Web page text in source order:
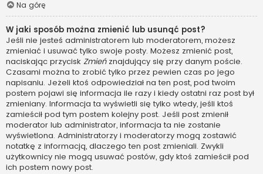
Na górę
W jaki sposób można zmienić lub usunąć post?
Jeśli nie jesteś administratorem lub moderatorem, możesz
zmieniać i usuwać tylko swoje posty. Możesz zmienić post,
naciskając przycisk Zmieńznajdujący się przy danym poście.
Czasami można to zrobić tylko przez pewien czas po jego
napisaniu. Jeżeli ktoś odpowiedział na ten post, pod twoim
postem pojawi się informacja ile razy i kiedy ostatni raz post był
zmieniany. Informacja ta wyświetli się tylko wtedy, jeśli ktoś
zamieścił pod tym postem kolejny post. Jeśli post zmienił
moderator lub administrator, informacja ta nie zostanie
wyświetlona. Administratorzy i moderatorzy mogą zostawić
notatkę z informacją, dlaczego ten post zmieniali. Zwykli
użytkownicy nie mogą usuwać postów, gdy ktoś zamieścił pod
ich postem nowy post.